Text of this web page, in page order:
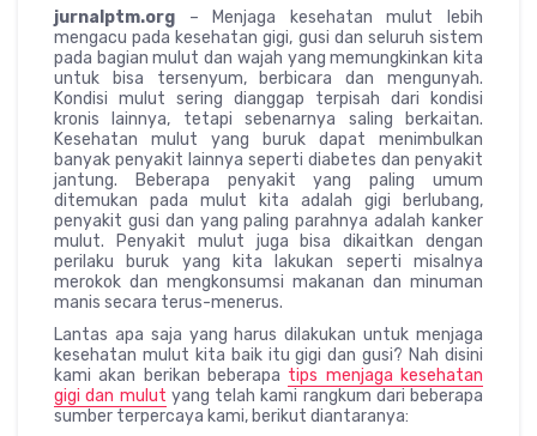
jurnalptm.org – Menjaga kesehatan mulut lebih
mengacu pada kesehatan gigi, gusi dan seluruh sistem
pada bagian mulut dan wajah yang memungkinkan kita
untuk bisa tersenyum, berbicara dan mengunyah.
Kondisi mulut sering dianggap terpisah dari kondisi
kronis lainnya, tetapi sebenarnya saling berkaitan.
Kesehatan mulut yang buruk dapat menimbulkan
banyak penyakit lainnya seperti diabetes dan penyakit
jantung. Beberapa penyakit yang paling umum
ditemukan pada mulut kita adalah gigi berlubang,
penyakit gusi dan yang paling parahnya adalah kanker
mulut. Penyakit mulut juga bisa dikaitkan dengan
perilaku buruk yang kita lakukan seperti misalnya
merokok dan mengkonsumsi makanan dan minuman
manis secara terus-menerus.
Lantas apa saja yang harus dilakukan untuk menjaga
kesehatan mulut kita baik itu gigi dan gusi? Nah disini
kami akan berikan beberapa tips menjaga kesehatan
gigi dan mulut yang telah kami rangkum dari beberapa
sumber terpercaya kami, berikut diantaranya: